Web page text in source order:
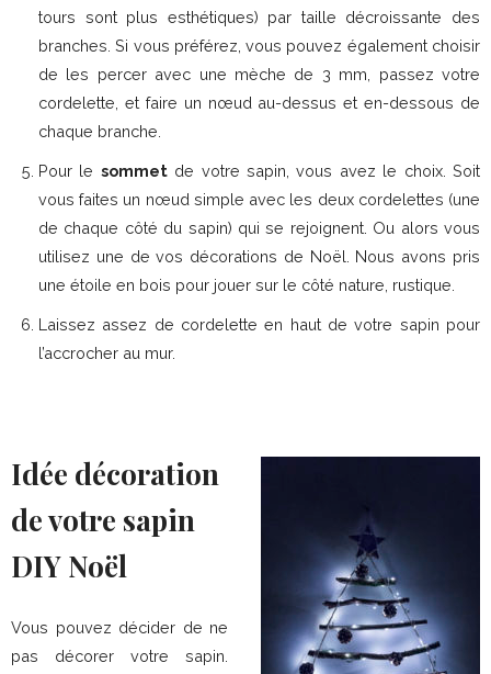
tours sont plus esthétiques) par taille décroissante des
branches. Si vous préférez, vous pouvez également choisir
de les percer avec une mèche de 3 mm, passez votre
cordelette, et faire un nœud au-dessus et en-dessous de
chaque branche.
Pour le sommetde votre sapin, vous avez le choix. Soit
vous faites un nœud simple avec les deux cordelettes (une
de chaque côté du sapin) qui se rejoignent. Ou alors vous
utilisez une de vos décorations de Noël. Nous avons pris
une étoile en bois pour jouer sur le côté nature, rustique.
Laissez assez de cordelette en haut de votre sapin pour
l’accrocher au mur.
Idée décoration
de votre sapin
DIY Noël
Vous pouvez décider de ne
pas décorer votre sapin.